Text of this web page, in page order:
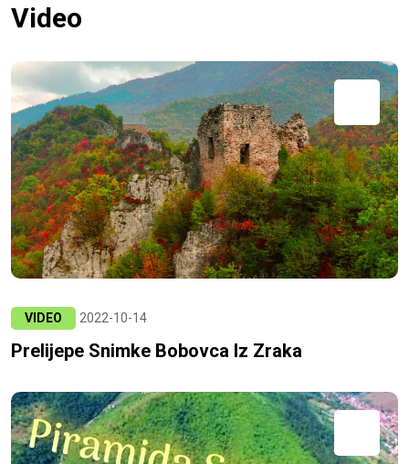
Video
VIDEO 2022-10-14
Prelijepe Snimke Bobovca Iz Zraka